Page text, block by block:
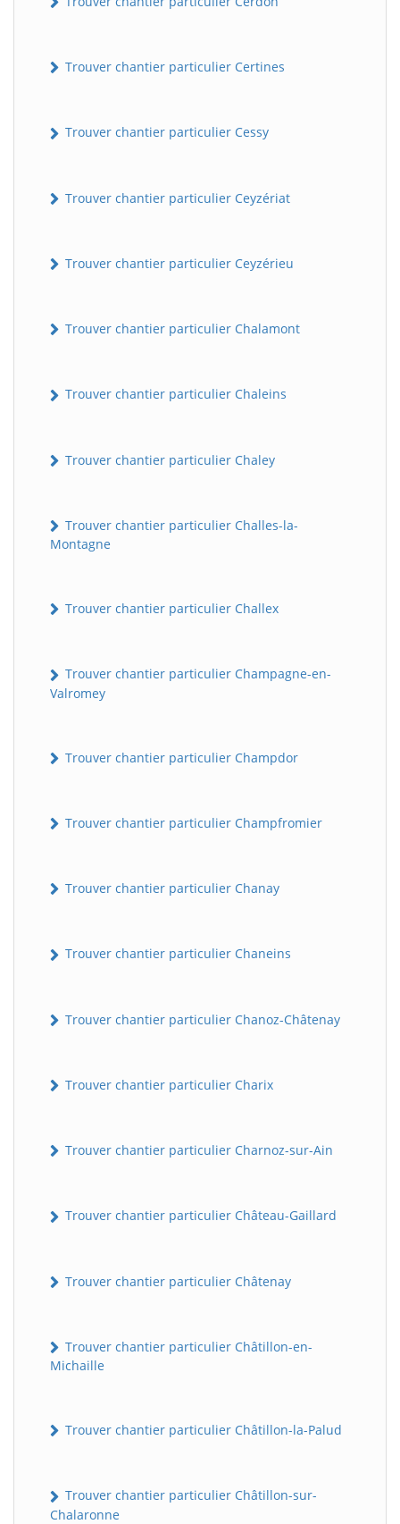
Trouver chantier particulier Certines
Trouver chantier particulier Cessy
Trouver chantier particulier Ceyzériat
Trouver chantier particulier Ceyzérieu
Trouver chantier particulier Chalamont
Trouver chantier particulier Chaleins
Trouver chantier particulier Chaley
Trouver chantier particulier Challes-la-
Montagne
Trouver chantier particulier Challex
Trouver chantier particulier Champagne-en-
Valromey
Trouver chantier particulier Champdor
Trouver chantier particulier Champfromier
Trouver chantier particulier Chanay
Trouver chantier particulier Chaneins
Trouver chantier particulier Chanoz-Châtenay
Trouver chantier particulier Charix
Trouver chantier particulier Charnoz-sur-Ain
Trouver chantier particulier Château-Gaillard
Trouver chantier particulier Châtenay
Trouver chantier particulier Châtillon-en-
Michaille
Trouver chantier particulier Châtillon-la-Palud
Trouver chantier particulier Châtillon-sur-
Chalaronne